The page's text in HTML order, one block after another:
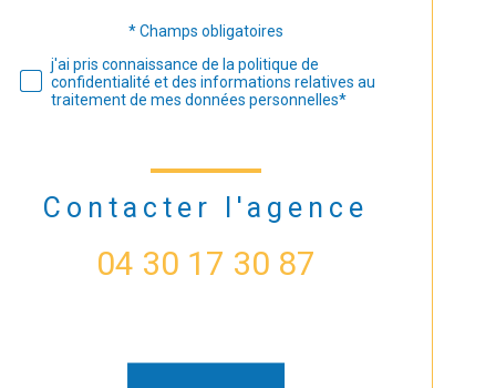
Validation* Champs obligatoires
j'ai pris connaissance de la politique de
confidentialité et des informations relatives au
traitement de mes données personnelles*
Contacter l'agence
04 30 17 30 87